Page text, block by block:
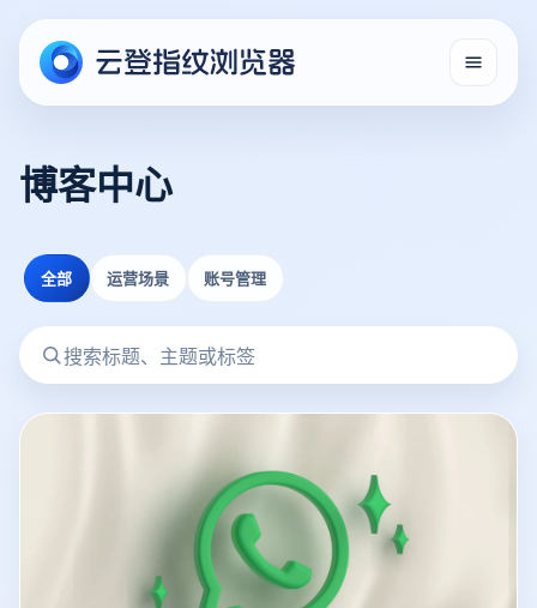
博客中心
全部 运营场景 账号管理